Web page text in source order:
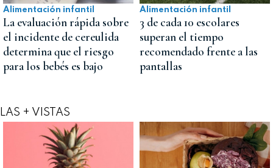
Alimentación infantil
La evaluación rápida sobre
el incidente de cereulida
determina que el riesgo
para los bebés es bajo
Alimentación infantil
3 de cada 10 escolares
superan el tiempo
recomendado frente a las
pantallas
LAS + VISTAS